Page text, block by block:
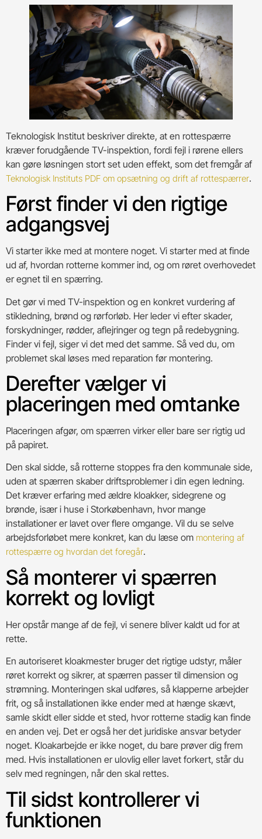
Teknologisk Institut beskriver direkte, at en rottespærre
kræver forudgående TV-inspektion, fordi fejl i rørene ellers
kan gøre løsningen stort set uden effekt, som det fremgår af
Teknologisk Instituts PDF om opsætning og drift af rottespærrer.
Først finder vi den rigtige
adgangsvej
Vi starter ikke med at montere noget. Vi starter med at finde
ud af, hvordan rotterne kommer ind, og om røret overhovedet
er egnet til en spærring.
Det gør vi med TV-inspektion og en konkret vurdering af
stikledning, brønd og rørforløb. Her leder vi efter skader,
forskydninger, rødder, aflejringer og tegn på redebygning.
Finder vi fejl, siger vi det med det samme. Så ved du, om
problemet skal løses med reparation før montering.
Derefter vælger vi
placeringen med omtanke
Placeringen afgør, om spærren virker eller bare ser rigtig ud
på papiret.
Den skal sidde, så rotterne stoppes fra den kommunale side,
uden at spærren skaber driftsproblemer i din egen ledning.
Det kræver erfaring med ældre kloakker, sidegrene og
brønde, især i huse i Storkøbenhavn, hvor mange
installationer er lavet over flere omgange. Vil du se selve
arbejdsforløbet mere konkret, kan du læse om montering af
rottespærre og hvordan det foregår.
Så monterer vi spærren
korrekt og lovligt
Her opstår mange af de fejl, vi senere bliver kaldt ud for at
rette.
En autoriseret kloakmester bruger det rigtige udstyr, måler
røret korrekt og sikrer, at spærren passer til dimension og
strømning. Monteringen skal udføres, så klapperne arbejder
frit, og så installationen ikke ender med at hænge skævt,
samle skidt eller sidde et sted, hvor rotterne stadig kan finde
en anden vej. Det er også her det juridiske ansvar betyder
noget. Kloakarbejde er ikke noget, du bare prøver dig frem
med. Hvis installationen er ulovlig eller lavet forkert, står du
selv med regningen, når den skal rettes.
Til sidst kontrollerer vi
funktionen